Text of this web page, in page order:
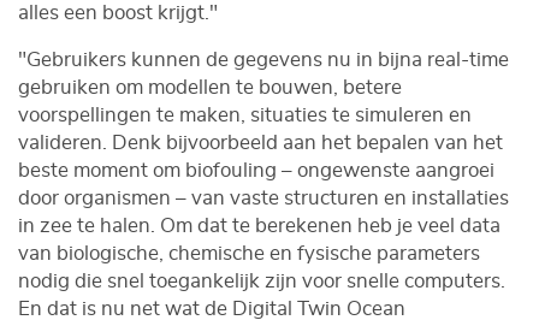
alles een boost krijgt."
"Gebruikers kunnen de gegevens nu in bijna real-time
gebruiken om modellen te bouwen, betere
voorspellingen te maken, situaties te simuleren en
valideren. Denk bijvoorbeeld aan het bepalen van het
beste moment om biofouling – ongewenste aangroei
door organismen – van vaste structuren en installaties
in zee te halen. Om dat te berekenen heb je veel data
van biologische, chemische en fysische parameters
nodig die snel toegankelijk zijn voor snelle computers.
En dat is nu net wat de Digital Twin Ocean